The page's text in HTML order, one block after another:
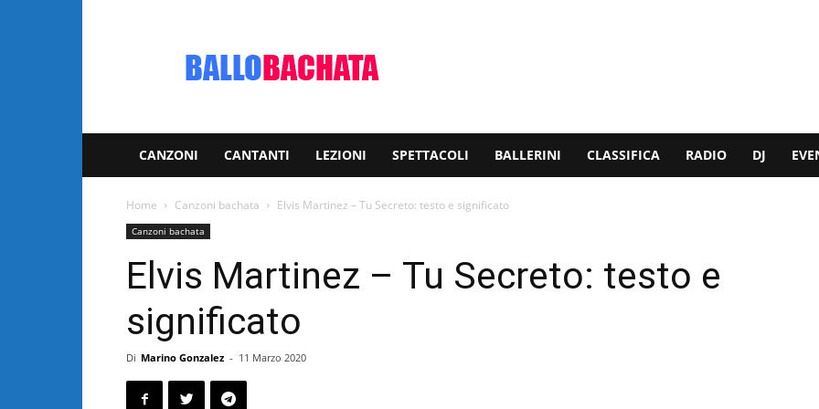
video
CANZONI CANTANTI LEZIONI SPETTACOLI BALLERINI CLASSIFICA RADIO DJ
Home Canzoni bachata Elvis Martinez – Tu Secreto: testo e significato
Canzoni bachata
Elvis Martinez – Tu Secreto: testo e
significato
Di Marino Gonzalez - 11 Marzo 2020